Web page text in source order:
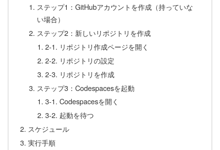
ステップ1：GitHubアカウントを作成（持っていな
い場合）
ステップ2：新しいリポジトリを作成
2-1. リポジトリ作成ページを開く
2-2. リポジトリの設定
2-3. リポジトリを作成
ステップ3：Codespacesを起動
3-1. Codespacesを開く
3-2. 起動を待つ
スケジュール
実行手順